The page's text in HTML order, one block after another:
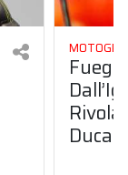
MOTOGP
Ducati